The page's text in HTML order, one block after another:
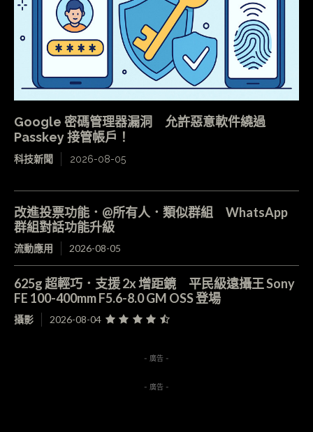
Google 密碼管理器漏洞 允許惡意軟件繞過
Passkey 接管帳戶！
科技新聞 2026-08-05
改進投票功能．@所有人．類似群組 WhatsApp
群組對話功能升級
流動應用 2026-08-05
625g 超輕巧．支援 2x 增距鏡 平民級遠攝王 Sony
FE 100-400mm F5.6-8.0 GM OSS 登場
攝影 2026-08-04
- 廣告 -
- 廣告 -